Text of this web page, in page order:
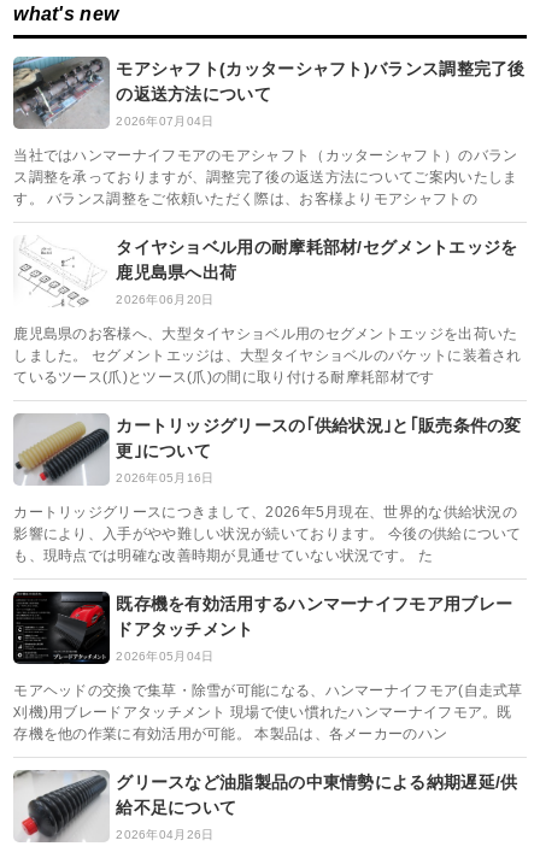
what's new
モアシャフト(カッターシャフト)バランス調整完了後
の返送方法について
2026年07月04日
当社ではハンマーナイフモアのモアシャフト（カッターシャフト）のバラン
ス調整を承っておりますが、調整完了後の返送方法についてご案内いたしま
す。 バランス調整をご依頼いただく際は、お客様よりモアシャフトの
タイヤショベル用の耐摩耗部材/セグメントエッジを
鹿児島県へ出荷
2026年06月20日
鹿児島県のお客様へ、大型タイヤショベル用のセグメントエッジを出荷いた
しました。 セグメントエッジは、大型タイヤショベルのバケットに装着され
ているツース(爪)とツース(爪)の間に取り付ける耐摩耗部材です
カートリッジグリースの｢供給状況｣と｢販売条件の変
更｣について
2026年05月16日
カートリッジグリースにつきまして、2026年5月現在、世界的な供給状況の
影響により、入手がやや難しい状況が続いております。 今後の供給について
も、現時点では明確な改善時期が見通せていない状況です。 た
既存機を有効活用するハンマーナイフモア用ブレー
ドアタッチメント
2026年05月04日
モアヘッドの交換で集草・除雪が可能になる、ハンマーナイフモア(自走式草
刈機)用ブレードアタッチメント 現場で使い慣れたハンマーナイフモア。既
存機を他の作業に有効活用が可能。 本製品は、各メーカーのハン
グリースなど油脂製品の中東情勢による納期遅延/供
給不足について
2026年04月26日